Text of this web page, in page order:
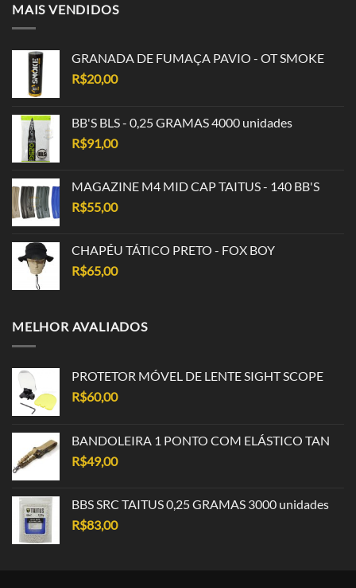
MAIS VENDIDOS
GRANADA DE FUMAÇA PAVIO - OT SMOKE
R$20,00
BB'S BLS - 0,25 GRAMAS 4000 unidades
R$91,00
MAGAZINE M4 MID CAP TAITUS - 140 BB'S
R$55,00
CHAPÉU TÁTICO PRETO - FOX BOY
R$65,00
MELHOR AVALIADOS
PROTETOR MÓVEL DE LENTE SIGHT SCOPE
R$60,00
BANDOLEIRA 1 PONTO COM ELÁSTICO TAN
R$49,00
BBS SRC TAITUS 0,25 GRAMAS 3000 unidades
R$83,00